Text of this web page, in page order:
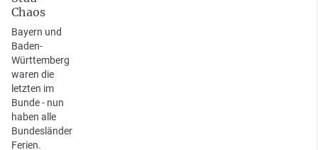
Chaos
Bayern und
Baden-
Württemberg
waren die
letzten im
Bunde - nun
haben alle
Bundesländer
Ferien.